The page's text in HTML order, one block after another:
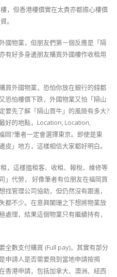
，但香港樓價實在太貴亦都擔心樓價
。
國物業，但朋友們第－個反應是「隔
有好多身邊朋友購買外國樓作收租用
買外國物業，恐怕你放在銀行的錢都
恐怕樓價下跌，外國物業又怕「隔山
要先了解「隔山買牛」的風險有多大?
好的地點，Location, Location,
岡?筆者一定會選擇東京。即使是東
」地方，這樣相信大家都好明白。
，這樣搵租客、收租、報稅、維修等
」代勞， 好像筆者有位朋友在福岡買
管理公司協助，但仍然沒有跟進，
都不少。在意興闌珊之下想將物業放
理，結果這個物業只有繼續持有，
全數支付購買 (Full pay)，其實有部分
申請人是否需要飛到當地申請按揭
香港申請，包括加拿大、澳洲、紐西